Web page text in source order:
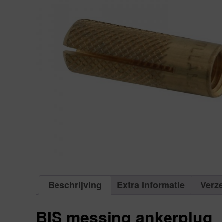
Beschrijving Extra Informatie
BIS messing ankerplug